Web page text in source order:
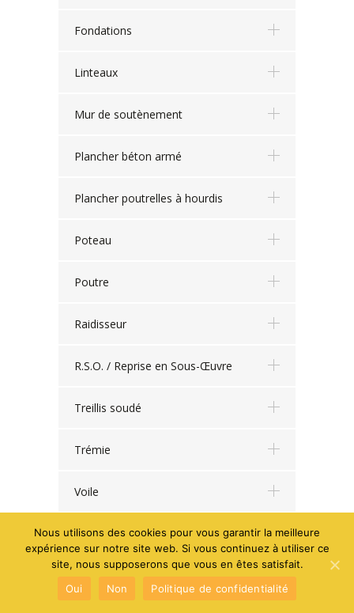
Fondations
Linteaux
Mur de soutènement
Plancher béton armé
Plancher poutrelles à hourdis
Poteau
Poutre
Raidisseur
R.S.O. / Reprise en Sous-Œuvre
Treillis soudé
Trémie
Voile
© 2014 Leonard Arsalan - Tous droits réservés -Mentions
légales - Web Design : Inooui
Nous utilisons des cookies pour vous garantir la meilleure
expérience sur notre site web. Si vous continuez à utiliser ce
site, nous supposerons que vous en êtes satisfait.
Oui
Non Politique de confidentialité